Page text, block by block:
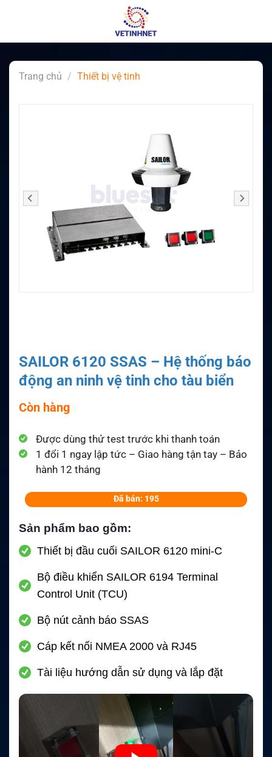
Trang chủ / Thiết bị vệ tinh
SAILOR 6120 SSAS – Hệ thống báo
động an ninh vệ tinh cho tàu biển
Còn hàng
Được dùng thử test trước khi thanh toán
1 đổi 1 ngay lập tức – Giao hàng tận tay – Bảo
hành 12 tháng
Đã bán: 195
Sản phẩm bao gồm:
Thiết bị đầu cuối SAILOR 6120 mini-C
Bộ điều khiển SAILOR 6194 Terminal
Control Unit (TCU)
Bộ nút cảnh báo SSAS
Cáp kết nối NMEA 2000 và RJ45
Tài liệu hướng dẫn sử dụng và lắp đặt